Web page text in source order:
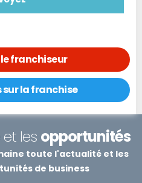
franchiseur
sur la franchise
les opportunités
toute l'actualité et les
de business